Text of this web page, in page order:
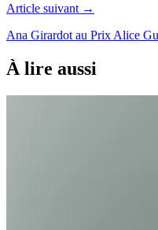
Article suivant →
Ana Girardot au Prix Alice
À lire aussi